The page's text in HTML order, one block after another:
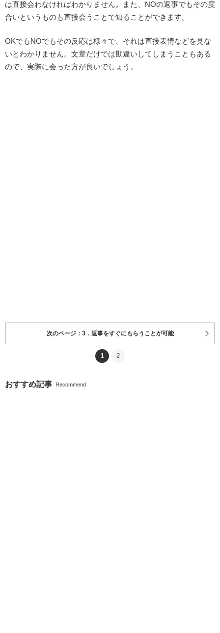
は直接会わなければわかりません。また、NOの返事でもその度
合いというものも直接会うことで知ることができます。
OKでもNOでもその反応は様々で、それは直接表情などを見な
いとわかりません。文章だけでは勘違いしてしまうこともある
ので、実際に会った方が良いでしょう。
次のページ：3．返事をすぐにもらうことが可能
1 2
おすすめ記事 Recommend